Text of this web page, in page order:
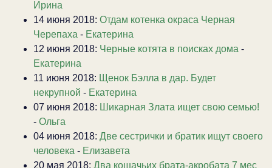
Ирина
14 июня 2018: Отдам котенка окраса Черная
Черепаха - Екатерина
12 июня 2018: Черные котята в поисках дома -
Екатерина
11 июня 2018: Щенок Бэлла в дар. Будет
некрупной - Екатерина
07 июня 2018: Шикарная Злата ищет свою семью!
- Ольга
04 июня 2018: Две сестрички и братик ищут своего
человека - Елизавета
20 мая 2018: Два кошачьих брата-акробата 7 мес